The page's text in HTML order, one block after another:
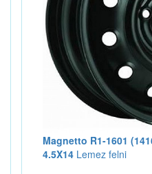
Magnetto R1-1601
4.5X14 Lemez felni